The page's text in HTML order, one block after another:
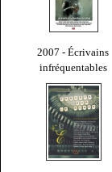
2007 - Écrivains
infréquentables